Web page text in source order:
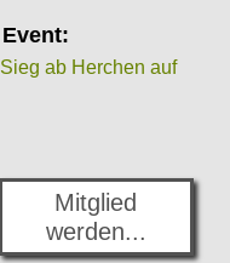
ab Herchen auf
Mitglied
werden...